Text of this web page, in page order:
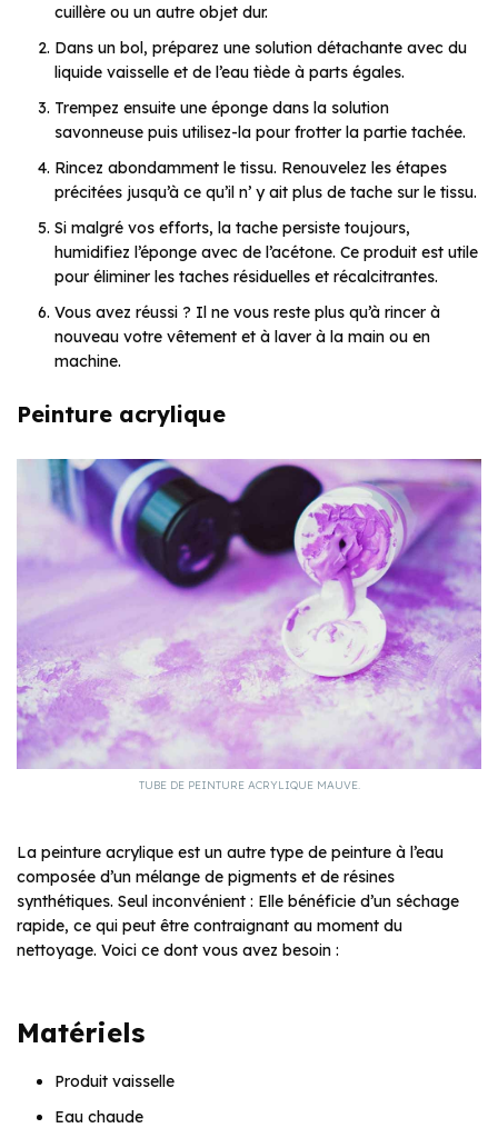
cuillère ou un autre objet dur.
Dans un bol, préparez une solution détachante avec du
liquide vaisselle et de l’eau tiède à parts égales.
Trempez ensuite une éponge dans la solution
savonneuse puis utilisez-la pour frotter la partie tachée.
Rincez abondamment le tissu. Renouvelez les étapes
précitées jusqu’à ce qu’il n’ y ait plus de tache sur le tissu.
Si malgré vos efforts, la tache persiste toujours,
humidifiez l’éponge avec de l’acétone. Ce produit est utile
pour éliminer les taches résiduelles et récalcitrantes.
Vous avez réussi ? Il ne vous reste plus qu’à rincer à
nouveau votre vêtement et à laver à la main ou en
machine.
Peinture acrylique
TUBE DE PEINTURE ACRYLIQUE MAUVE.
La peinture acrylique est un autre type de peinture à l’eau
composée d’un mélange de pigments et de résines
synthétiques. Seul inconvénient : Elle bénéficie d’un séchage
rapide, ce qui peut être contraignant au moment du
nettoyage. Voici ce dont vous avez besoin :
Matériels
Produit vaisselle
Eau chaude